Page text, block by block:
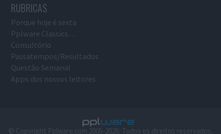
RUBRICAS
Porque hoje é sexta
Pplware Classics…
Consultório
Passatempos/Resultados
Questão Semanal
Apps dos nossos leitores
© Copyright Pplware.com 2005-2026. Todos os direitos reservados.